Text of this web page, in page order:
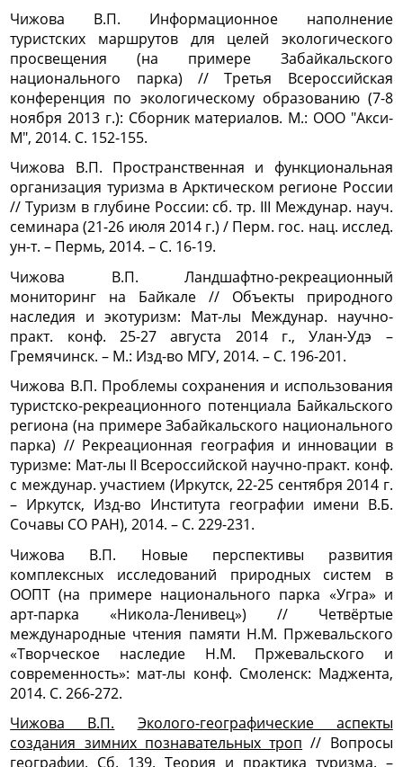
Чижова В.П. Информационное наполнение
туристских маршрутов для целей экологического
просвещения (на примере Забайкальского
национального парка) // Третья Всероссийская
конференция по экологическому образованию (7-8
ноября 2013 г.): Сборник материалов. М.: ООО "Акси-
М", 2014. С. 152-155.
Чижова В.П. Пространственная и функциональная
организация туризма в Арктическом регионе России
// Туризм в глубине России: сб. тр. III Междунар. науч.
семинара (21-26 июля 2014 г.) / Перм. гос. нац. исслед.
ун-т. – Пермь, 2014. – С. 16-19.
Чижова В.П. Ландшафтно-рекреационный
мониторинг на Байкале // Объекты природного
наследия и экотуризм: Мат-лы Междунар. научно-
практ. конф. 25-27 августа 2014 г., Улан-Удэ –
Гремячинск. – М.: Изд-во МГУ, 2014. – С. 196-201.
Чижова В.П. Проблемы сохранения и использования
туристско-рекреационного потенциала Байкальского
региона (на примере Забайкальского национального
парка) // Рекреационная география и инновации в
туризме: Мат-лы II Всероссийской научно-практ. конф.
с междунар. участием (Иркутск, 22-25 сентября 2014 г.
– Иркутск, Изд-во Института географии имени В.Б.
Сочавы СО РАН), 2014. – С. 229-231.
Чижова В.П. Новые перспективы развития
комплексных исследований природных систем в
ООПТ (на примере национального парка «Угра» и
арт-парка «Никола-Ленивец») // Четвёртые
международные чтения памяти Н.М. Пржевальского
«Творческое наследие Н.М. Пржевальского и
современность»: мат-лы конф. Смоленск: Маджента,
2014. С. 266-272.
Чижова В.П.
Эколого-географические аспекты
создания зимних познавательных троп // Вопросы
географии. Сб. 139. Теория и практика туризма. –